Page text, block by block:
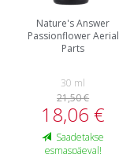
Nature's Answer
Passionflower Aerial
Parts
30 ml
21,50 €
18,06 €
Saadetakse
esmaspäeval!